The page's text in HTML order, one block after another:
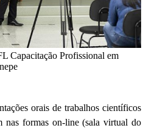
Capacitação Profissional em
orais de trabalhos científicos
nas formas on-line (sala virtual do